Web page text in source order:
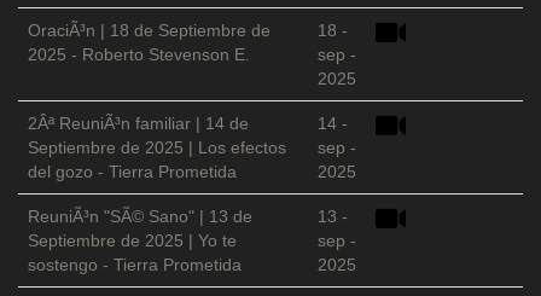
OraciÃ³n | 18 de Septiembre de
2025 - Roberto Stevenson E.
18 -
sep -
2025
2Âª ReuniÃ³n familiar | 14 de
Septiembre de 2025 | Los efectos
del gozo - Tierra Prometida
14 -
sep -
2025
ReuniÃ³n "SÃ© Sano" | 13 de
Septiembre de 2025 | Yo te
sostengo - Tierra Prometida
13 -
sep -
2025